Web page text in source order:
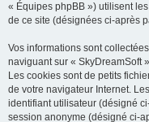
« Équipes phpBB ») utilisent
de ce site (désignées ci-après
Vos informations sont
naviguant sur « SkyDreamSoft
Les cookies sont de petits
de votre navigateur Internet.
identifiant utilisateur (désigné
session anonyme (désigné ci-